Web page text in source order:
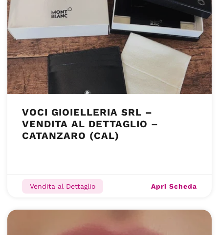
VOCI GIOIELLERIA SRL –
VENDITA AL DETTAGLIO –
CATANZARO (CAL)
Vendita al Dettaglio Apri Scheda